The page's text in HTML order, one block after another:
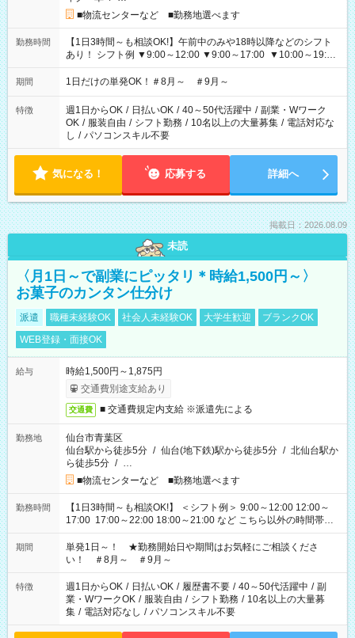
■物流センターなど ■勤務地選べます
勤務時間
【1日3時間～も相談OK!】午前中のみや18時以降などのシフト
あり！ シフト例 ▼9:00～12:00 ▼9:00～17:00 ▼10:00～19:00
▼18:00～21:00
期間 1日だけの単発OK！＃8月～ ＃9月～
特徴 週1日からOK / 日払いOK / 40～50代活躍中 / 副業・Wワーク
OK / 服装自由 / シフト勤務 / 10名以上の大量募集 / 電話対応な
し / パソコンスキル不要
気になる！ 応募する 詳細へ
掲載日：2026.08.09
未読
〈月1日～で副業にピッタリ＊時給1,500円～〉
お菓子のカンタン仕分け
派遣 職種未経験OK 社会人未経験OK 大学生歓迎
ブランクOK
WEB登録・面接OK
給与
時給1,500円～1,875円
交通費別途支給あり
交通費 ■ 交通費規定内支給 ※派遣先による
勤務地
仙台市青葉区
仙台駅から徒歩5分 / 仙台(地下鉄)駅から徒歩5分 / 北仙台駅か
ら徒歩5分 / …
■物流センターなど ■勤務地選べます
勤務時間
【1日3時間～も相談OK!】 ＜シフト例＞ 9:00～12:00 12:00～
17:00 17:00～22:00 18:00～21:00 など こちら以外の時間帯も
お気軽にご相談ください！
期間
単発1日～！ ★勤務開始日や期間はお気軽にご相談くださ
い！ ＃8月～ ＃9月～
特徴 週1日からOK / 日払いOK / 履歴書不要 / 40～50代活躍中 / 副
業・WワークOK / 服装自由 / シフト勤務 / 10名以上の大量募
集 / 電話対応なし / パソコンスキル不要